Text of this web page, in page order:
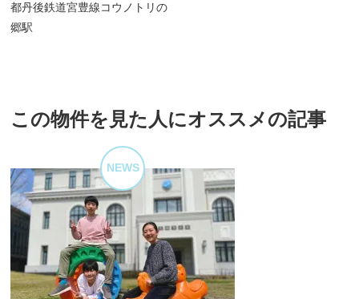
都丹後鉄道宮豊線コウノトリの
郷駅
この物件を見た人にオススメの記事
NEWS